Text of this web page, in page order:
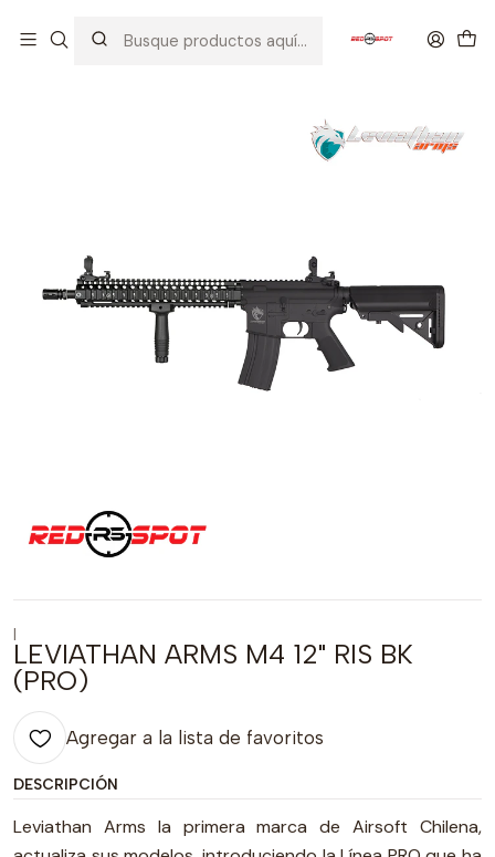
LEVIATHAN ARMS M4 12" RIS BK (PRO)
|
LEVIATHAN ARMS M4 12" RIS BK
(PRO)
Agregar a la lista de favoritos
DESCRIPCIÓN
Leviathan Arms la primera marca de Airsoft Chilena,